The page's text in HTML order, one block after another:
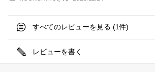
すべてのレビューを見る (1件)
レビューを書く